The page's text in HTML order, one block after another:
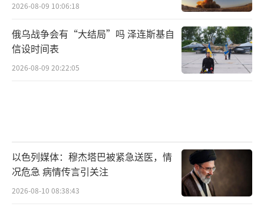
2026-08-09 10:06:18
俄乌战争会有“大结局”吗 泽连斯基自
信设时间表
2026-08-09 20:22:05
以色列媒体：穆杰塔巴被紧急送医，情
况危急 病情传言引关注
2026-08-10 08:38:43